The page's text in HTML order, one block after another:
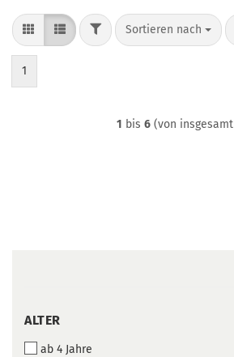
FILTERSortieren nach
Sortieren nach
1
1 bis 6(von insgesamt
ALTER
ALTER
ab 4 Jahre